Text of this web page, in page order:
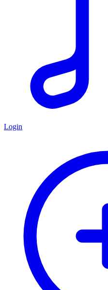
Login